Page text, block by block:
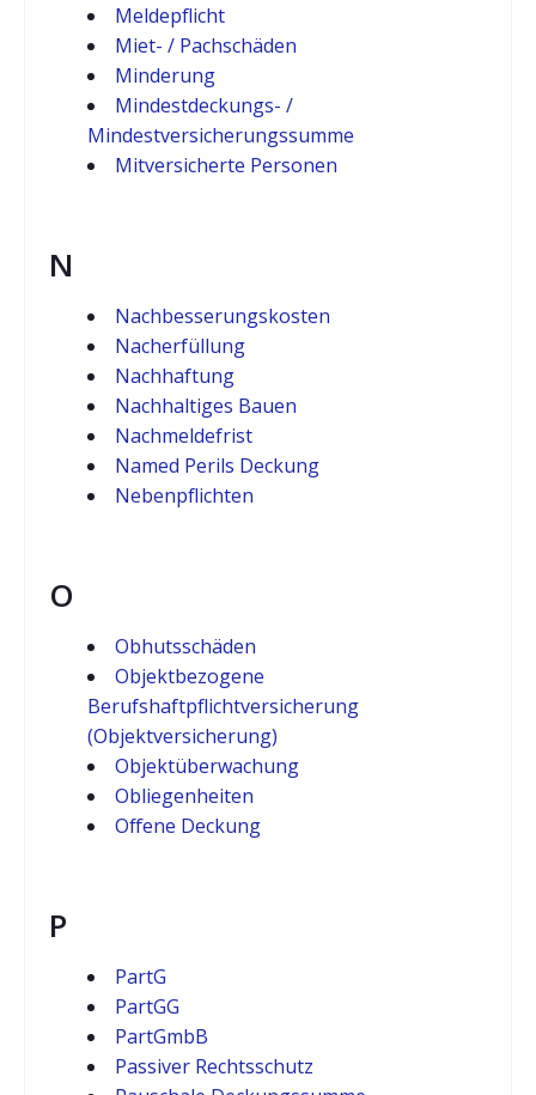
Meldepflicht
Miet- / Pachschäden
Minderung
Mindestdeckungs- /
Mindestversicherungssumme
Mitversicherte Personen
N
Nachbesserungskosten
Nacherfüllung
Nachhaftung
Nachhaltiges Bauen
Nachmeldefrist
Named Perils Deckung
Nebenpflichten
O
Obhutsschäden
Objektbezogene
Berufshaftpflichtversicherung
(Objektversicherung)
Objektüberwachung
Obliegenheiten
Offene Deckung
P
PartG
PartGG
PartGmbB
Passiver Rechtsschutz